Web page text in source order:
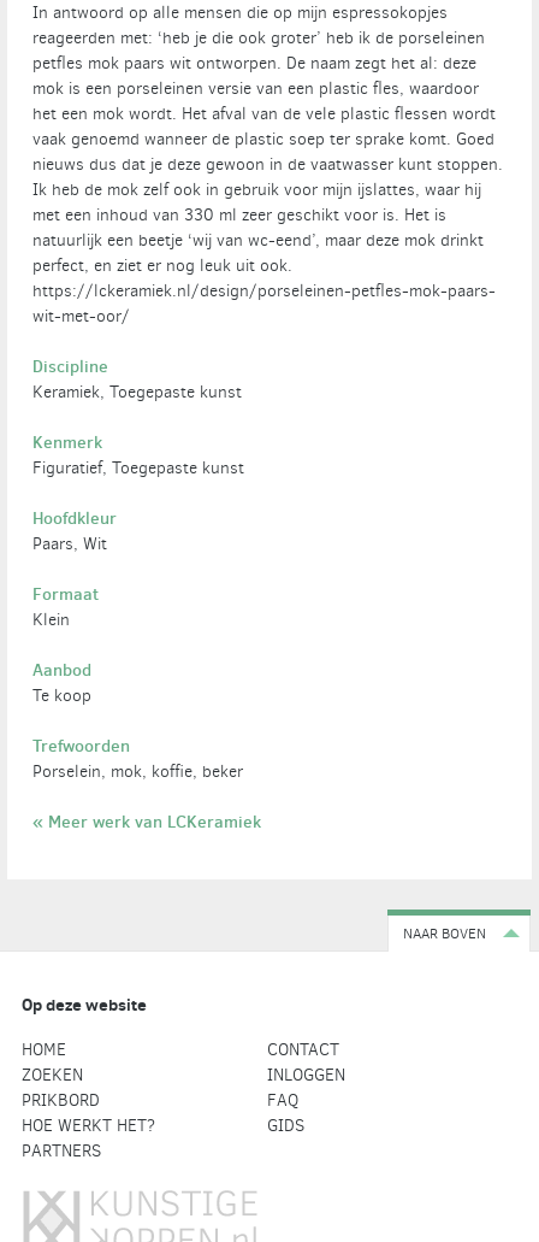
In antwoord op alle mensen die op mijn espressokopjes
reageerden met: ‘heb je die ook groter’ heb ik de porseleinen
petfles mok paars wit ontworpen. De naam zegt het al: deze
mok is een porseleinen versie van een plastic fles, waardoor
het een mok wordt. Het afval van de vele plastic flessen wordt
vaak genoemd wanneer de plastic soep ter sprake komt. Goed
nieuws dus dat je deze gewoon in de vaatwasser kunt stoppen.
Ik heb de mok zelf ook in gebruik voor mijn ijslattes, waar hij
met een inhoud van 330 ml zeer geschikt voor is. Het is
natuurlijk een beetje ‘wij van wc-eend’, maar deze mok drinkt
perfect, en ziet er nog leuk uit ook.
https://lckeramiek.nl/design/porseleinen-petfles-mok-paars-
wit-met-oor/
Discipline
Keramiek, Toegepaste kunst
Kenmerk
Figuratief, Toegepaste kunst
Hoofdkleur
Paars, Wit
Formaat
Klein
Aanbod
Te koop
Trefwoorden
Porselein, mok, koffie, beker
« Meer werk van LCKeramiek
NAAR BOVEN
Op deze website
HOME
CONTACT
ZOEKEN
INLOGGEN
PRIKBORD
FAQ
HOE WERKT HET?
GIDS
PARTNERS